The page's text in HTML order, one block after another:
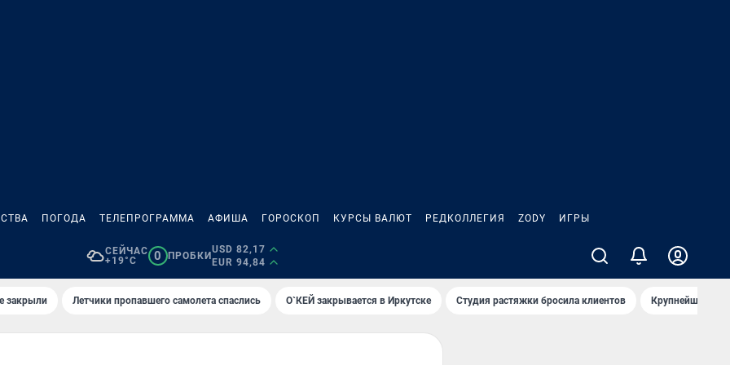
ПОГОДА ТЕЛЕПРОГРАММА АФИША ГОРОСКОП КУРСЫ ВАЛЮТ РЕДКОЛЛЕГИЯ ZODY ИГРЫ
СЕЙЧАС
+19°C
0 ПРОБКИ
USD 82,17
EUR 94,84
закрыли Летчики пропавшего самолета спаслись О`КЕЙ закрывается в Иркутске Студия растяжки бросила клиентов Крупнейшие